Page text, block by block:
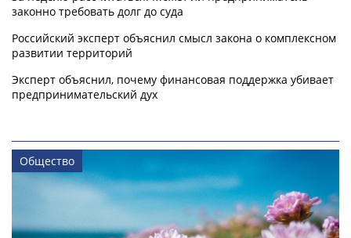
законно требовать долг до суда
Российский эксперт объяснил смысл закона о комплексном
развитии территорий
Эксперт объяснил, почему финансовая поддержка убивает
предпринимательский дух
Общество